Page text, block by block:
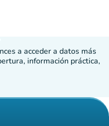
a acceder a datos más
información práctica,